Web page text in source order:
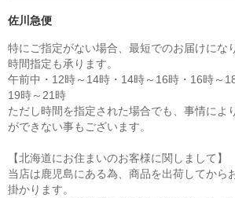
佐川急便
特にご指定がない場合、最短でのお届けにな
時間指定も承ります。
午前中・12時～14時・14時～16時・16時～
19時～21時
ただし時間を指定された場合でも、事情によ
ができない事もございます。
【北海道にお住まいのお客様に関しまして】
当店は鹿児島にある為、商品を出荷してから
掛かります。